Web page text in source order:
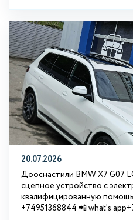
20.07.2026
Дооснастили BMW Х7 G07
сцепное устройство с
квалифицированную
+74951368844 📲 what's